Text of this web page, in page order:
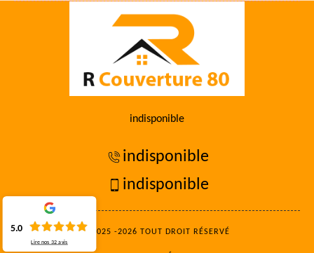
indisponible
indisponible
indisponible
©2025 -2026 TOUT DROIT RÉSERVÉ
5.0
Lire nos32 avis